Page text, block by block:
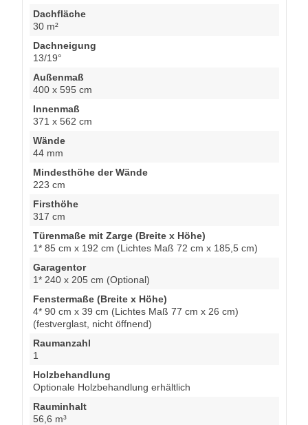
Dachfläche
30 m²
Dachneigung
13/19°
Außenmaß
400 x 595 cm
Innenmaß
371 x 562 cm
Wände
44 mm
Mindesthöhe der Wände
223 cm
Firsthöhe
317 cm
Türenmaße mit Zarge (Breite x Höhe)
1* 85 cm x 192 cm (Lichtes Maß 72 cm x 185,5 cm)
Garagentor
1* 240 x 205 cm (Optional)
Fenstermaße (Breite x Höhe)
4* 90 cm x 39 cm (Lichtes Maß 77 cm x 26 cm)
(festverglast, nicht öffnend)
Raumanzahl
1
Holzbehandlung
Optionale Holzbehandlung erhältlich
Rauminhalt
56,6 m³